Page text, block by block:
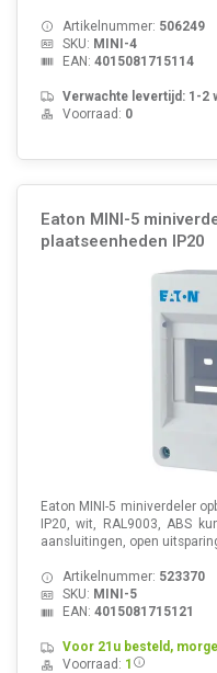
Artikelnummer: 506249
SKU: MINI-4
EAN: 4015081715114
Verwachte levertijd: 1-2
Voorraad: 0
Eaton MINI-5
plaatseenheden IP20
Eaton MINI-5 miniverdeler
IP20, wit, RAL9003, ABS
aansluitingen, open
Artikelnummer: 523370
SKU: MINI-5
EAN: 4015081715121
Voor 21u besteld,
Voorraad: 1